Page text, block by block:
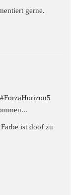
gerne.
#ForzaHorizon5
ist doof zu